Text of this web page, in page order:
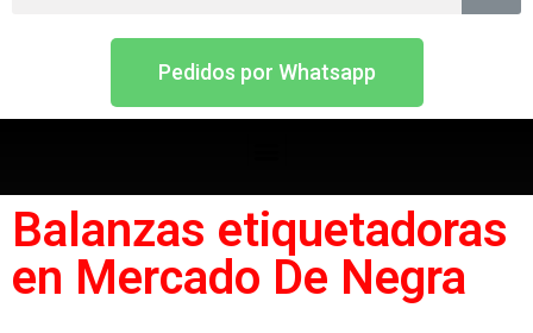
Pedidos por Whatsapp
Balanzas etiquetadoras
en Mercado De Negra